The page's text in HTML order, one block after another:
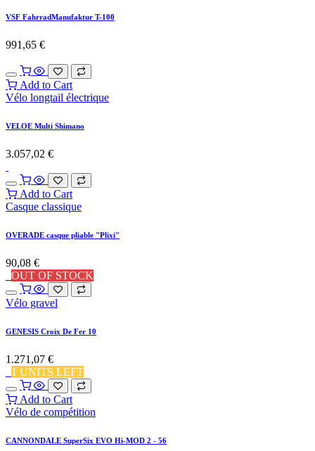
VSF FahrradManufaktur T-100
991,65 €
Add to Cart
Vélo longtail électrique
VELOE Multi Shimano
3.057,02 €
Add to Cart
Casque classique
OVERADE casque pliable "Plixi"
90,08 €
OUT OF STOCK
Vélo gravel
GENESIS Croix De Fer 10
1.271,07 €
1 UNITS LEFT
Add to Cart
Vélo de compétition
CANNONDALE SuperSix EVO Hi-MOD 2 - 56